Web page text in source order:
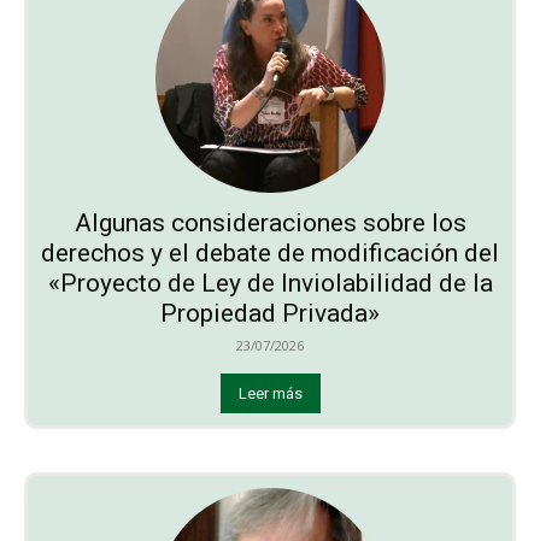
Algunas consideraciones sobre los
derechos y el debate de modificación del
«Proyecto de Ley de Inviolabilidad de la
Propiedad Privada»
23/07/2026
Leer más